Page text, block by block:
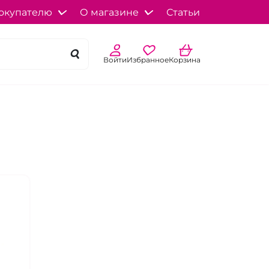
О магазине Статьи
ВойтиИзбранноеКорзина